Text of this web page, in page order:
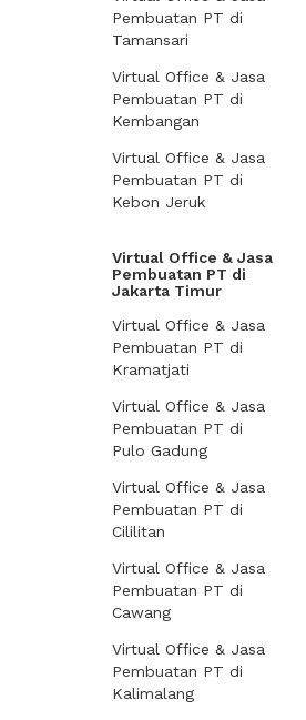
Pembuatan PT di
Tamansari
Virtual Office & Jasa
Pembuatan PT di
Kembangan
Virtual Office & Jasa
Pembuatan PT di
Kebon Jeruk
Virtual Office & Jasa
Pembuatan PT di
Jakarta Timur
Virtual Office & Jasa
Pembuatan PT di
Kramatjati
Virtual Office & Jasa
Pembuatan PT di
Pulo Gadung
Virtual Office & Jasa
Pembuatan PT di
Cililitan
Virtual Office & Jasa
Pembuatan PT di
Cawang
Virtual Office & Jasa
Pembuatan PT di
Kalimalang